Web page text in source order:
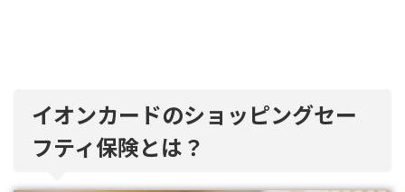
イオンカードのショッピングセー
フティ保険とは？